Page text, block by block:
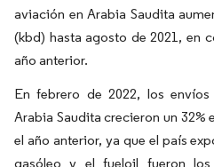
aviación en Arabia Saudita
(kbd) hasta agosto de 2021, en
año anterior.
En febrero de 2022, los
Arabia Saudita crecieron un 32%
el año anterior, ya que el país
gasóleo y el fueloil fueron